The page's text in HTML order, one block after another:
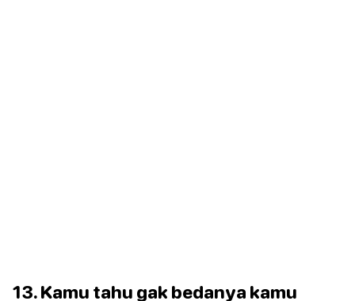
13. Kamu tahu gak bedanya kamu